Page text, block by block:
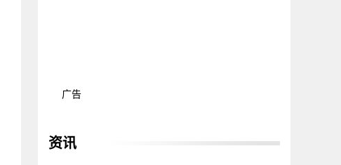
广告
资讯